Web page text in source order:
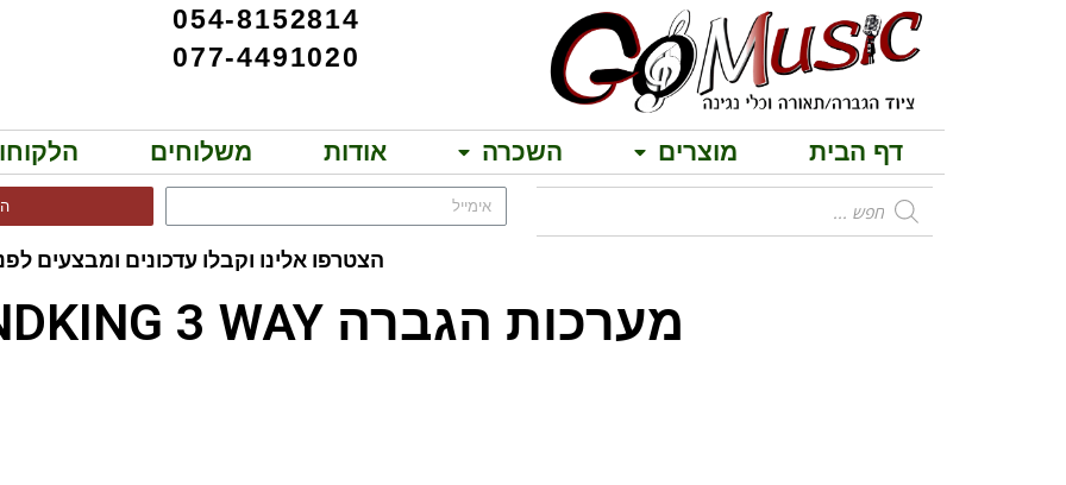
054-8152814
077-4491020
דף הבית מוצרים השכרה אודות משלוחים
הצטרפו אלינו וקבלו עדכונים ומבצעים
מערכות הגברה SOUNDKING 3 WAY!!